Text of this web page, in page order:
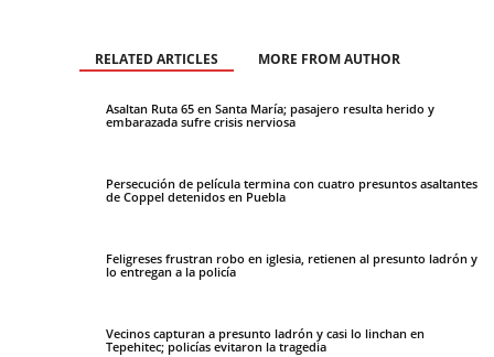
RELATED ARTICLES MORE FROM AUTHOR
Asaltan Ruta 65 en Santa María; pasajero resulta herido y
embarazada sufre crisis nerviosa
Persecución de película termina con cuatro presuntos asaltantes
de Coppel detenidos en Puebla
Feligreses frustran robo en iglesia, retienen al presunto ladrón y
lo entregan a la policía
Vecinos capturan a presunto ladrón y casi lo linchan en
Tepehitec; policías evitaron la tragedia